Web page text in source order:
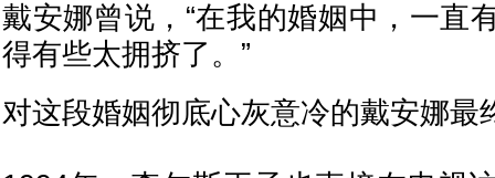
戴安娜曾说，“在我的婚姻中，一直
得有些太拥挤了。”
对这段婚姻彻底心灰意冷的戴安娜最